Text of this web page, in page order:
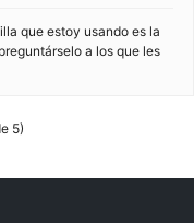
que estoy usando es la
a los que les
5)